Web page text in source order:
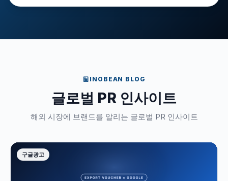
INOBEAN BLOG
글로벌 PR 인사이트
해외 시장에 브랜드를 알리는 글로벌 PR 인사이트
구글광고